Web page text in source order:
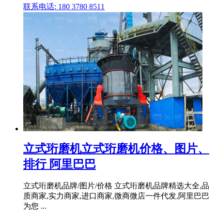
联系电话: 180 3780 8511
立式珩磨机立式珩磨机价格、图片、
排行 阿里巴巴
立式珩磨机品牌/图片/价格 立式珩磨机品牌精选大全,品
质商家,实力商家,进口商家,微商微店一件代发,阿里巴巴
为您 ...